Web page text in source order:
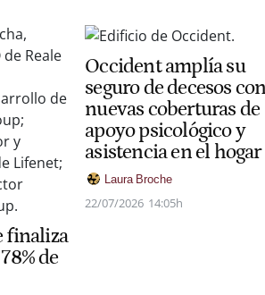
finaliza
de
Occident amplía su
seguro de decesos con
nuevas coberturas de
apoyo psicológico y
asistencia en el hogar
Laura Broche
22/07/2026 14:05h